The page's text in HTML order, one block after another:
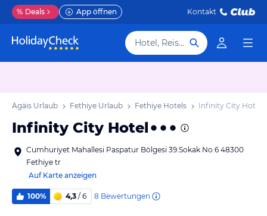
% Deals App öffnen Kontakt
Hotel, Reiseziel
Ägäis Urlaub Fethiye Urlaub Fethiye Hotels Infinity City Hotel
Infinity City Hotel
Cumhuriyet Mahallesi Paspatur Bölgesi 39.Sokak No.6 48300
Fethiye tr
Auf Karte anzeigen
100% 4,3 / 6 8 Bewertungen